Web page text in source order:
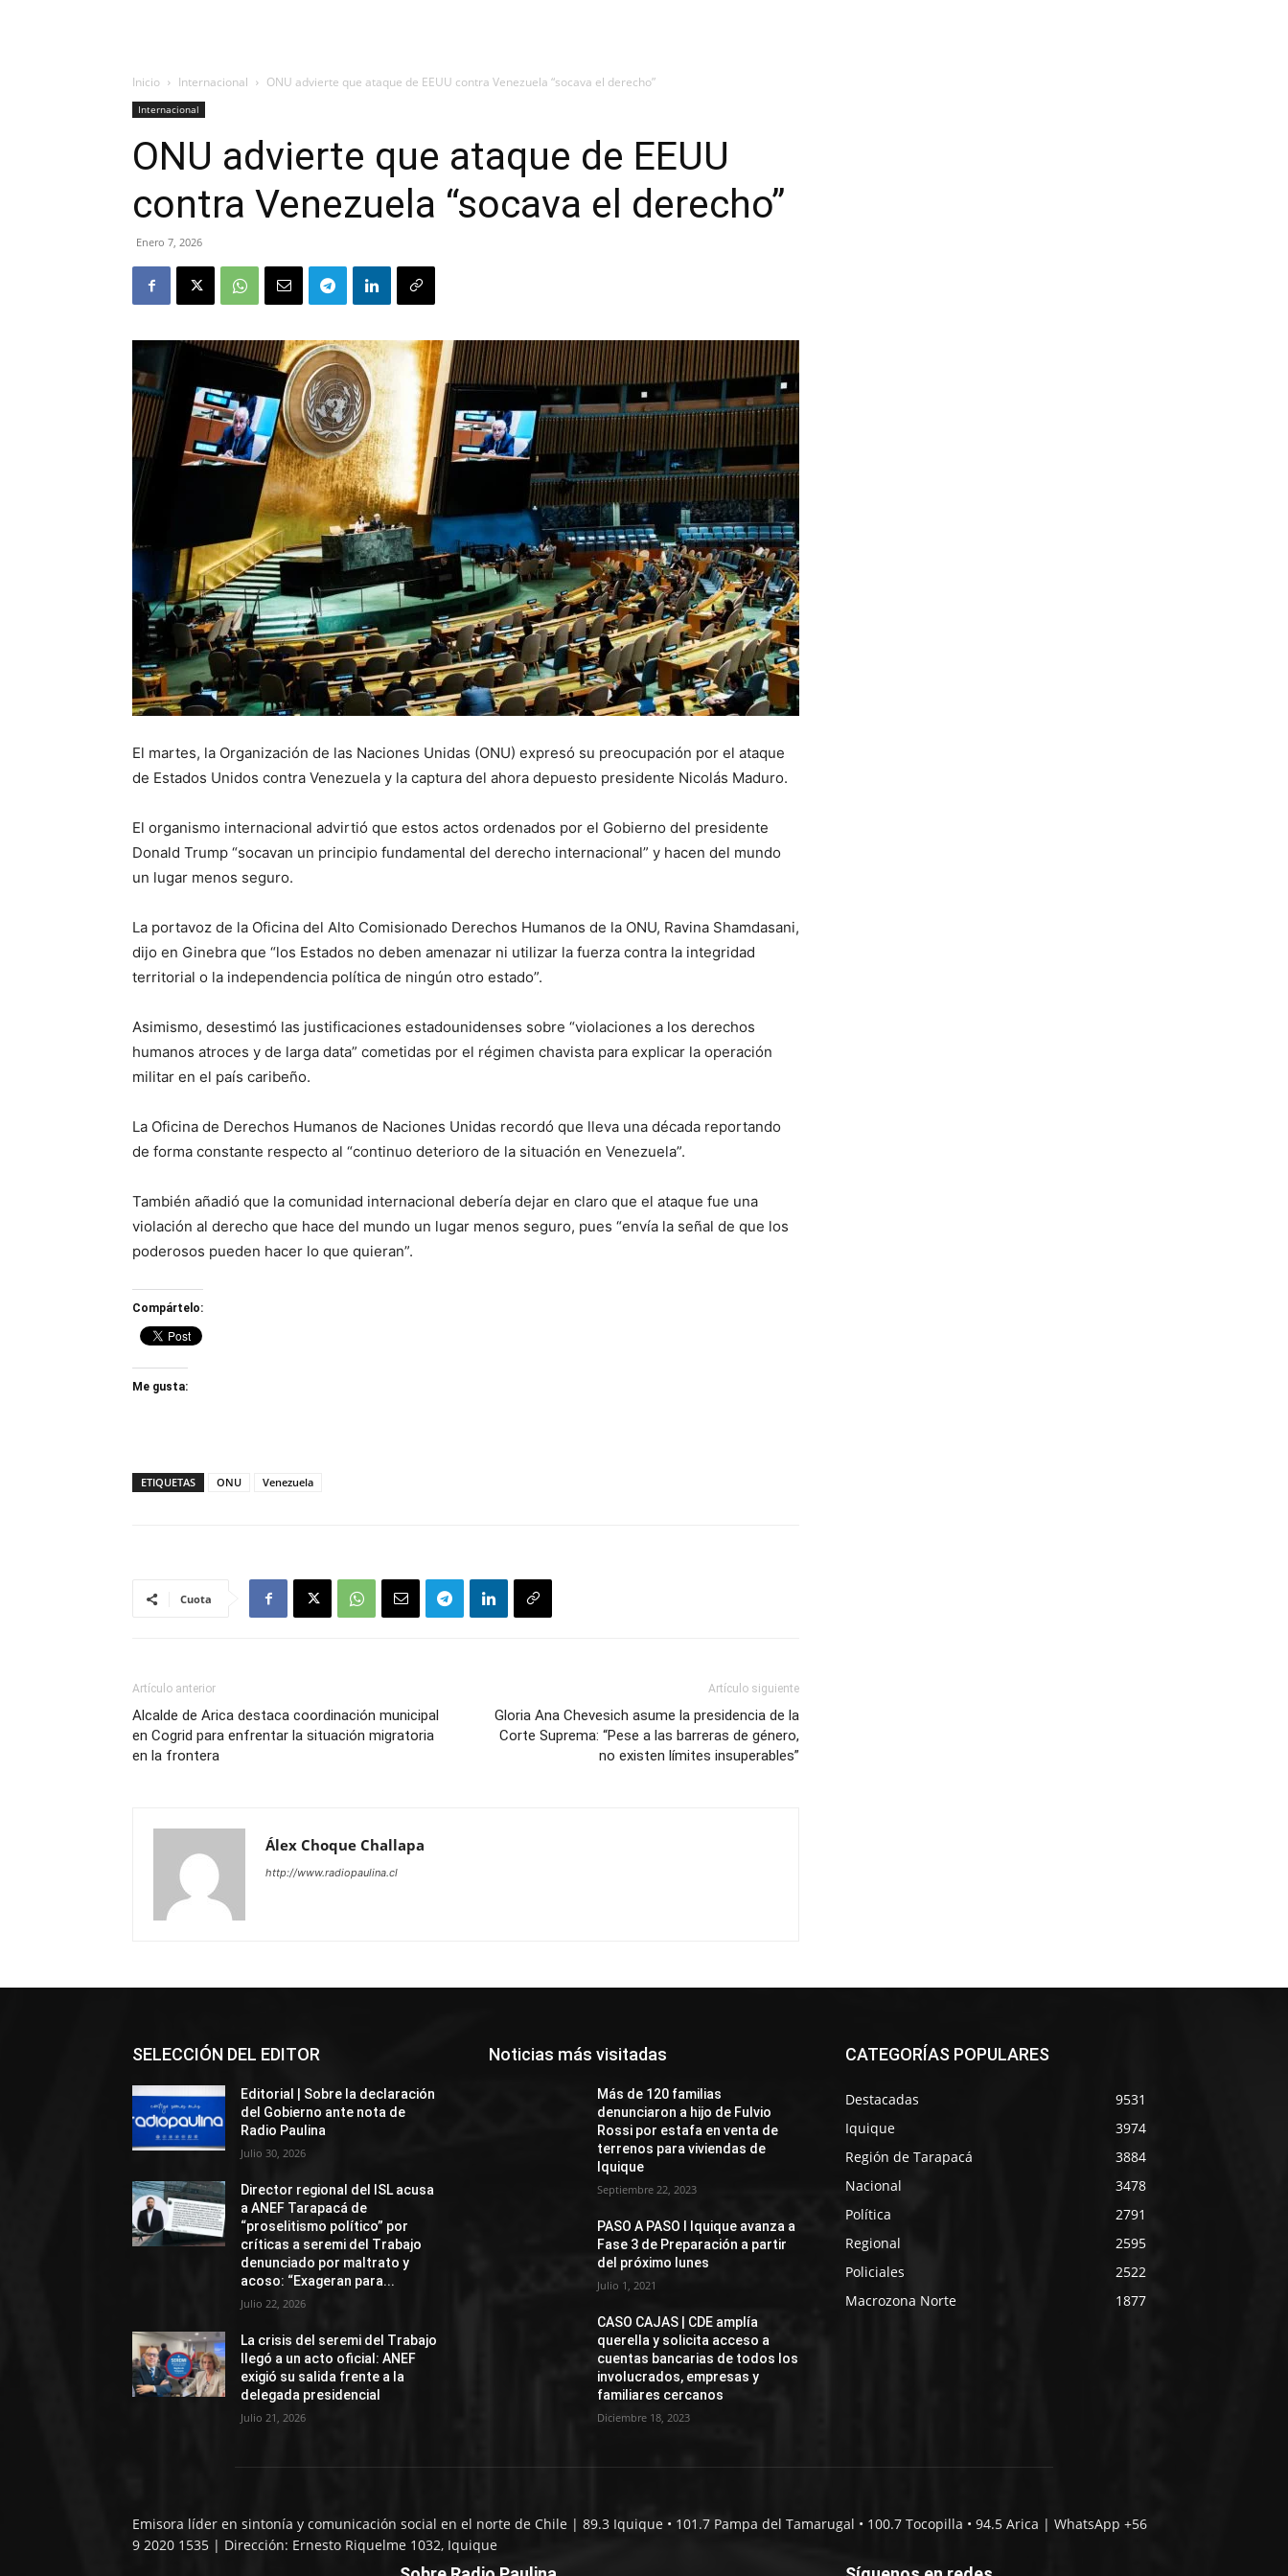
Inicio Internacional ONU advierte que ataque de EEUU contra Venezuela “socava el derecho”
Internacional
ONU advierte que ataque de EEUU
contra Venezuela “socava el derecho”
Enero 7, 2026
El martes, la Organización de las Naciones Unidas (ONU) expresó su preocupación por el ataque
de Estados Unidos contra Venezuela y la captura del ahora depuesto presidente Nicolás Maduro.
El organismo internacional advirtió que estos actos ordenados por el Gobierno del presidente
Donald Trump “socavan un principio fundamental del derecho internacional” y hacen del mundo
un lugar menos seguro.
La portavoz de la Oficina del Alto Comisionado Derechos Humanos de la ONU, Ravina Shamdasani,
dijo en Ginebra que “los Estados no deben amenazar ni utilizar la fuerza contra la integridad
territorial o la independencia política de ningún otro estado”.
Asimismo, desestimó las justificaciones estadounidenses sobre “violaciones a los derechos
humanos atroces y de larga data” cometidas por el régimen chavista para explicar la operación
militar en el país caribeño.
La Oficina de Derechos Humanos de Naciones Unidas recordó que lleva una década reportando
de forma constante respecto al “continuo deterioro de la situación en Venezuela”.
También añadió que la comunidad internacional debería dejar en claro que el ataque fue una
violación al derecho que hace del mundo un lugar menos seguro, pues “envía la señal de que los
poderosos pueden hacer lo que quieran”.
Compártelo:
Me gusta:
ETIQUETAS ONU Venezuela
Cuota
Artículo anterior
Alcalde de Arica destaca coordinación municipal
en Cogrid para enfrentar la situación migratoria
en la frontera
Artículo siguiente
Gloria Ana Chevesich asume la presidencia de la
Corte Suprema: “Pese a las barreras de género,
no existen límites insuperables”
Álex Choque Challapa
http://www.radiopaulina.cl
SELECCIÓN DEL EDITOR
Editorial | Sobre la declaración
del Gobierno ante nota de
Radio Paulina
Julio 30, 2026
Director regional del ISL acusa
a ANEF Tarapacá de
“proselitismo político” por
críticas a seremi del Trabajo
denunciado por maltrato y
acoso: “Exageran para...
Julio 22, 2026
La crisis del seremi del Trabajo
llegó a un acto oficial: ANEF
exigió su salida frente a la
delegada presidencial
Julio 21, 2026
Noticias más visitadas
Más de 120 familias
denunciaron a hijo de Fulvio
Rossi por estafa en venta de
terrenos para viviendas de
Iquique
Septiembre 22, 2023
PASO A PASO I Iquique avanza a
Fase 3 de Preparación a partir
del próximo lunes
Julio 1, 2021
CASO CAJAS | CDE amplía
querella y solicita acceso a
cuentas bancarias de todos los
involucrados, empresas y
familiares cercanos
Diciembre 18, 2023
CATEGORÍAS POPULARES
Destacadas
9531
Iquique
3974
Región de Tarapacá
3884
Nacional
3478
Política
2791
Regional
2595
Policiales
2522
Macrozona Norte
1877
Emisora líder en sintonía y comunicación social en el norte de Chile | 89.3 Iquique • 101.7 Pampa del Tamarugal • 100.7 Tocopilla • 94.5 Arica | WhatsApp +56
9 2020 1535 | Dirección: Ernesto Riquelme 1032, Iquique